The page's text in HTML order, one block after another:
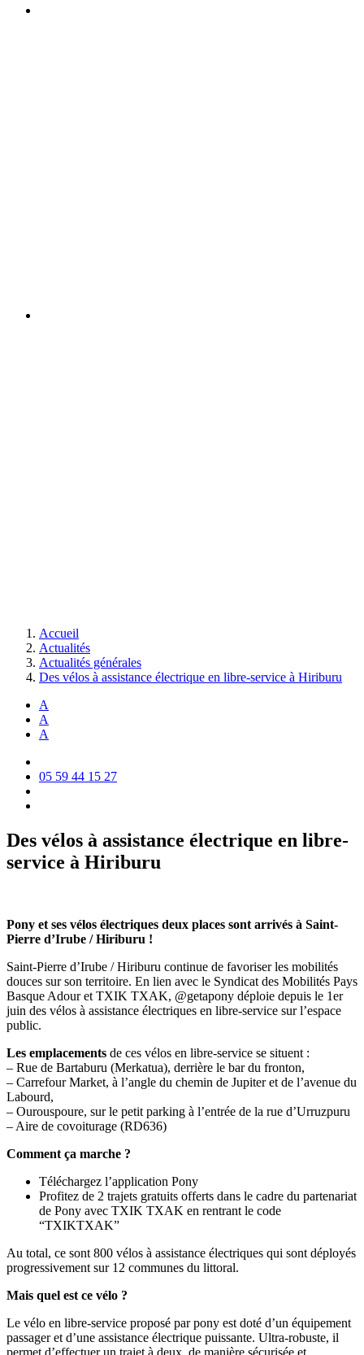
Accueil
Actualités
Actualités générales
Des vélos à assistance électrique en libre-service à Hiriburu
A
A
A
05 59 44 15 27
Des vélos à assistance électrique en libre-
service à Hiriburu
Pony et ses vélos électriques deux places sont arrivés à Saint-
Pierre d’Irube / Hiriburu !
Saint-Pierre d’Irube / Hiriburu continue de favoriser les mobilités
douces sur son territoire. En lien avec le Syndicat des Mobilités Pays
Basque Adour et TXIK TXAK, @getapony déploie depuis le 1er
juin des vélos à assistance électriques en libre-service sur l’espace
public.
Les emplacements de ces vélos en libre-service se situent :
– Rue de Bartaburu (Merkatua), derrière le bar du fronton,
– Carrefour Market, à l’angle du chemin de Jupiter et de l’avenue du
Labourd,
– Ourouspoure, sur le petit parking à l’entrée de la rue d’Urruzpuru
– Aire de covoiturage (RD636)
Comment ça marche ?
Téléchargez l’application Pony
Profitez de 2 trajets gratuits offerts dans le cadre du partenariat
de Pony avec TXIK TXAK en rentrant le code
“TXIKTXAK”
Au total, ce sont 800 vélos à assistance électriques qui sont déployés
progressivement sur 12 communes du littoral.
Mais quel est ce vélo ?
Le vélo en libre-service proposé par pony est doté d’un équipement
passager et d’une assistance électrique puissante. Ultra-robuste, il
permet d’effectuer un trajet à deux, de manière sécurisée et